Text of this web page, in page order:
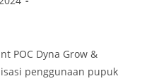
POC Dyna Grow &
penggunaan pupuk